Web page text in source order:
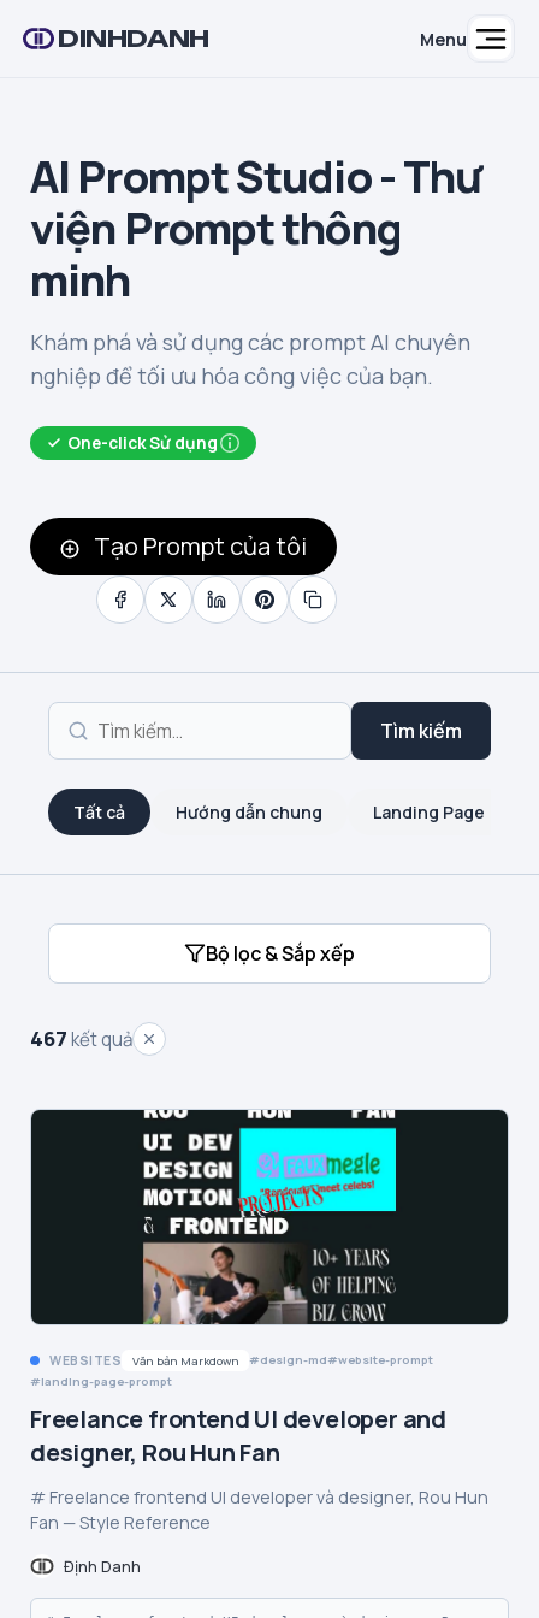
DINHDANH Menu
AI Prompt Studio - Thư
viện Prompt thông
minh
Khám phá và sử dụng các prompt AI chuyên
nghiệp để tối ưu hóa công việc của bạn.
One-click Sử dụng
Tạo Prompt của tôi
Tìm kiếm
Tất cả Hướng dẫn chung Landing Page
Bộ lọc & Sắp xếp
467kết quả
WEBSITES Văn bản Markdown design-md
website-prompt
landing-page-prompt
Freelance frontend UI developer and
designer, Rou Hun Fan
# Freelance frontend UI developer và designer, Rou Hun
Fan — Style Reference
Định Danh